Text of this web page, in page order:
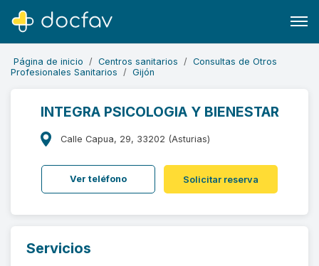
Página de inicio Centros sanitarios
Consultas de Otros
Profesionales Sanitarios
Gijón
INTEGRA PSICOLOGIA Y BIENESTAR
Calle Capua, 29, 33202 (Asturias)
Ver teléfono Solicitar reserva
Servicios